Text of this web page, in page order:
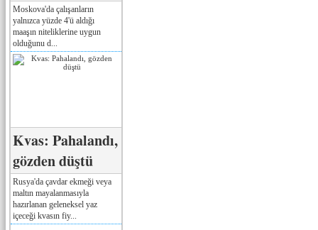
Moskova'da çalışanların
yalnızca yüzde 4'ü aldığı
maaşın niteliklerine uygun
olduğunu d...
Kvas: Pahalandı,
gözden düştü
Rusya'da çavdar ekmeği veya
maltın mayalanmasıyla
hazırlanan geleneksel yaz
içeceği kvasın fiy...